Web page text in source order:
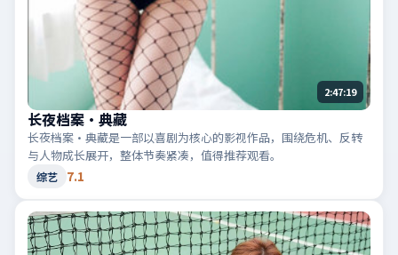
2:47:19
长夜档案·典藏
长夜档案·典藏是一部以喜剧为核心的影视作品，围绕危机、反转
与人物成长展开，整体节奏紧凑，值得推荐观看。
综艺 7.1